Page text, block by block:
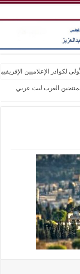
لكوادر الإعلاميين
العرب لبث عربي